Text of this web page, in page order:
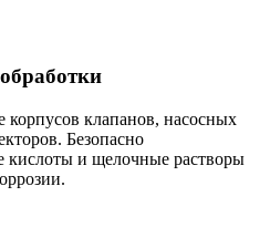
корпусов клапанов, насосных
Безопасно
кислоты и щелочные растворы